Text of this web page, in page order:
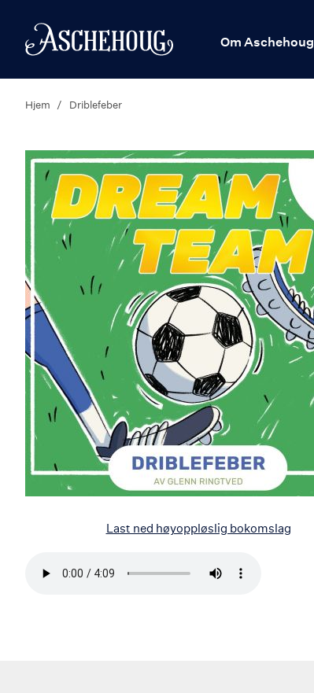
Hjem
Om Aschehoug
Hjem Driblefeber
Last ned høyoppløslig bokomslag
Bla